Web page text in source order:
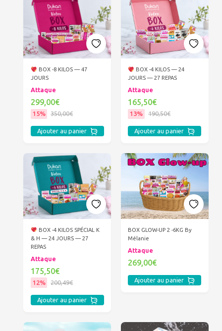
BOX -8 KILOS — 47
JOURS
Attaque
299,00€
15% 350,00€
Ajouter au panier
BOX -4 KILOS — 24
JOURS — 27 REPAS
Attaque
165,50€
13% 190,50€
Ajouter au panier
BOX -4 KILOS SPÉCIAL K
& H — 24 JOURS — 27
REPAS
Attaque
175,50€
12% 200,49€
Ajouter au panier
BOX GLOW-UP 2 -6KG By
Mélanie
Attaque
269,00€
Ajouter au panier